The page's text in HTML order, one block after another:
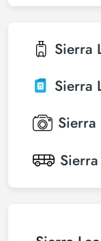
Sierra
Sierra
Sierra